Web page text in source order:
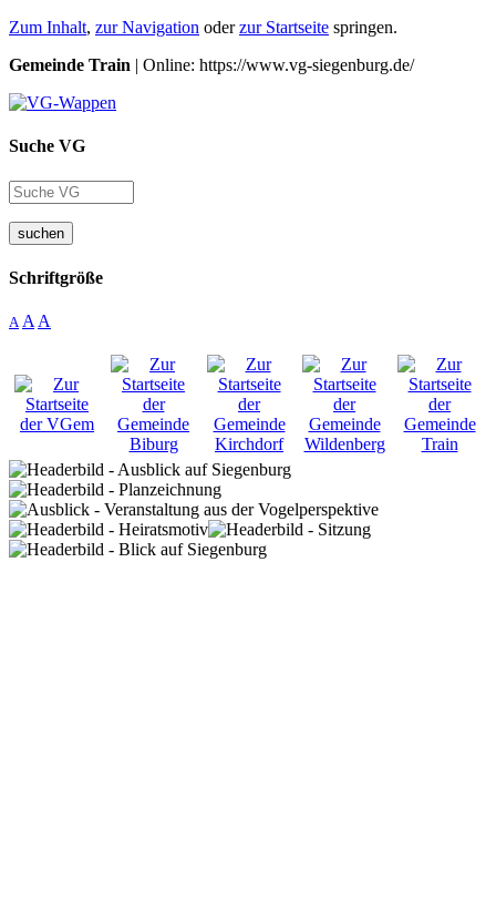
Zum Inhalt, zur Navigation oderzur Startseite springen.
Gemeinde Train | Online: https://www.vg-siegenburg.de/
Suche VG
suchen
Schriftgröße
A A A